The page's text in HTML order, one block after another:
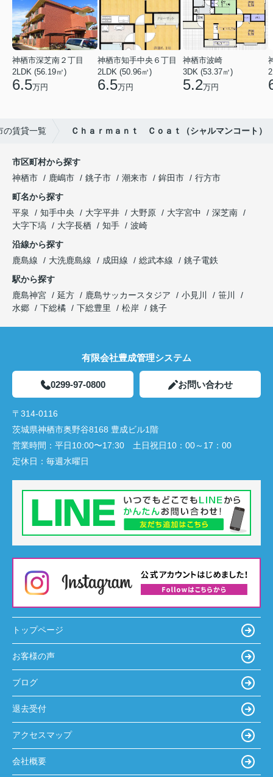
神栖市深芝南２丁目
2LDK (56.19㎡)
6.5万円
神栖市知手中央６丁目
2LDK (50.96㎡)
6.5万円
神栖市波崎
3DK (53.37㎡)
5.2万円
の賃貸一覧 Ｃｈａｒｍａｎｔ Ｃｏａｔ（シャルマンコート）
市区町村から探す
神栖市
鹿嶋市 銚子市 潮来市 鉾田市
行方市
町名から探す
平泉
知手中央 大字平井 大野原 大字宮中
深芝南
大字下塙
大字長栖 知手
波崎
沿線から探す
鹿島線
大洗鹿島線 成田線 総武本線
銚子電鉄
駅から探す
鹿島神宮
延方 鹿島サッカースタジア 小見川
笹川
水郷
下総橘 下総豊里 松岸 銚子
有限会社豊成管理システム
0299-97-0800 お問い合わせ
〒314-0116
茨城県神栖市奥野谷8168 豊成ビル1階
営業時間： 平日10:00〜17:30 土日祝日10：00～17：00
定休日： 毎週水曜日
トップページ
お客様の声
ブログ
退去受付
アクセスマップ
会社概要